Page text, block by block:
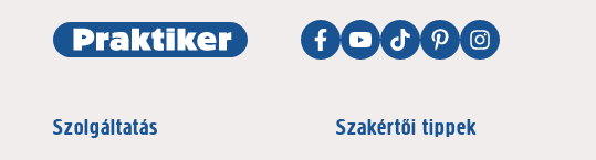
Szolgáltatás Szakértői tippek